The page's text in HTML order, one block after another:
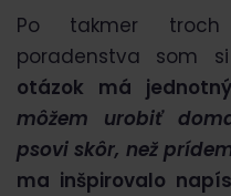
Po takmer troch
poradenstva som
otázok má
môžem urobiť
psovi skôr, než
ma inšpirovalo